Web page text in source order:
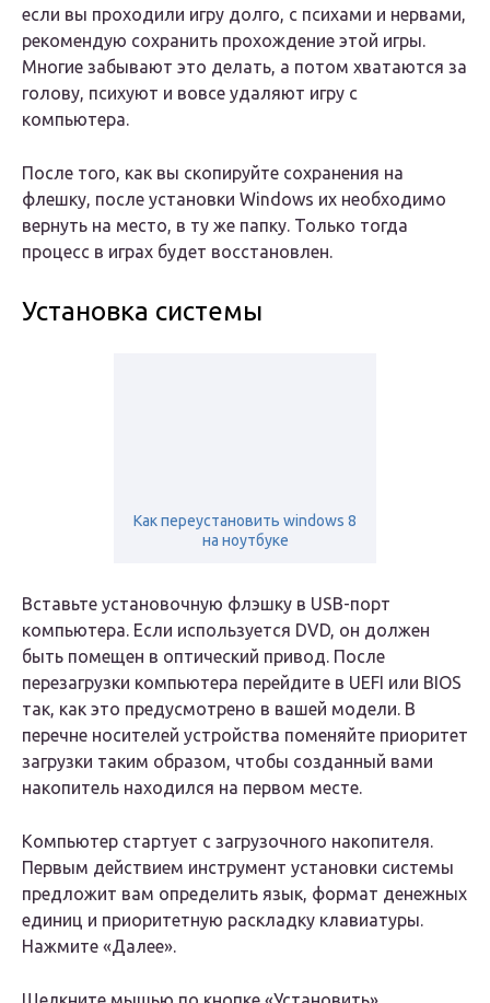
если вы проходили игру долго, с психами и нервами,
рекомендую сохранить прохождение этой игры.
Многие забывают это делать, а потом хватаются за
голову, психуют и вовсе удаляют игру с
компьютера.
После того, как вы скопируйте сохранения на
флешку, после установки Windows их необходимо
вернуть на место, в ту же папку. Только тогда
процесс в играх будет восстановлен.
Установка системы
Как переустановить windows 8
на ноутбуке
Вставьте установочную флэшку в USB-порт
компьютера. Если используется DVD, он должен
быть помещен в оптический привод. После
перезагрузки компьютера перейдите в UEFI или BIOS
так, как это предусмотрено в вашей модели. В
перечне носителей устройства поменяйте приоритет
загрузки таким образом, чтобы созданный вами
накопитель находился на первом месте.
Компьютер стартует с загрузочного накопителя.
Первым действием инструмент установки системы
предложит вам определить язык, формат денежных
единиц и приоритетную раскладку клавиатуры.
Нажмите «Далее».